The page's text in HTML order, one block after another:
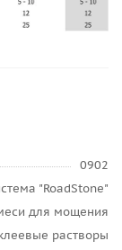
0902
"RoadStone"
для мощения
растворы